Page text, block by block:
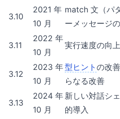
3.10
2021 年
10 月
match 文（パ
ーメッセージ
3.11
2022 年
10 月
実行速度の向上
3.12
2023 年
10 月
型ヒント の改
らなる改善
3.13
2024 年
10 月
新しい対話シ
的導入